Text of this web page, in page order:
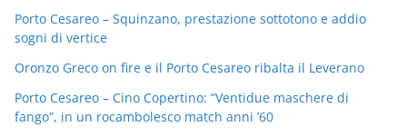
Porto Cesareo – Squinzano, prestazione sottotono e addio
sogni di vertice
Oronzo Greco on fire e il Porto Cesareo ribalta il Leverano
Porto Cesareo – Cino Copertino: “Ventidue maschere di
fango”, in un rocambolesco match anni ’60